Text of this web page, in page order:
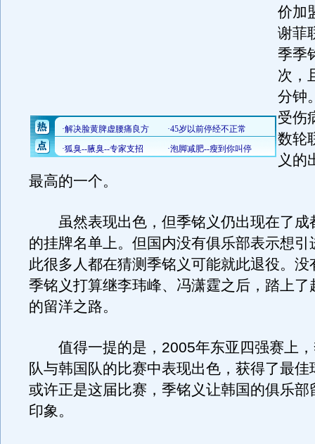
价加
谢菲
季季
次，
分钟
受伤
数轮
义的
最高的一个。
虽然表现出色，但季铭义仍出现在了成
的挂牌名单上。但国内没有俱乐部表示想引
此很多人都在猜测季铭义可能就此退役。没
季铭义打算继李玮峰、冯潇霆之后，踏上了
的留洋之路。
值得一提的是，2005年东亚四强赛上，
队与韩国队的比赛中表现出色，获得了最佳
或许正是这届比赛，季铭义让韩国的俱乐部
印象。